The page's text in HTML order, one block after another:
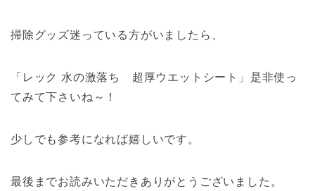
掃除グッズ迷っている方がいましたら、
「レック 水の激落ち 超厚ウエットシート」是非使っ
てみて下さいね～！
少しでも参考になれば嬉しいです。
最後までお読みいただきありがとうございました。